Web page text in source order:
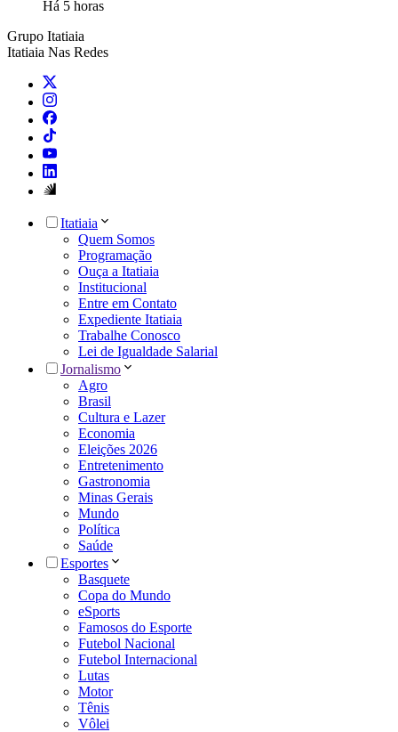
Há 5 horas
Grupo Itatiaia
Itatiaia Nas Redes
Itatiaia
Quem Somos
Programação
Ouça a Itatiaia
Institucional
Entre em Contato
Expediente Itatiaia
Trabalhe Conosco
Lei de Igualdade Salarial
Jornalismo
Agro
Brasil
Cultura e Lazer
Economia
Eleições 2026
Entretenimento
Gastronomia
Minas Gerais
Mundo
Política
Saúde
Esportes
Basquete
Copa do Mundo
eSports
Famosos do Esporte
Futebol Nacional
Futebol Internacional
Lutas
Motor
Tênis
Vôlei